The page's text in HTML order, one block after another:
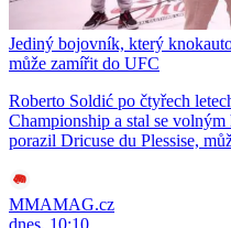
Jediný bojovník, který
může zamířit do UFC
Roberto Soldić po čtyřech
Championship a stal se
porazil Dricuse du Plessise,
MMAMAG.cz
dnes, 10:10